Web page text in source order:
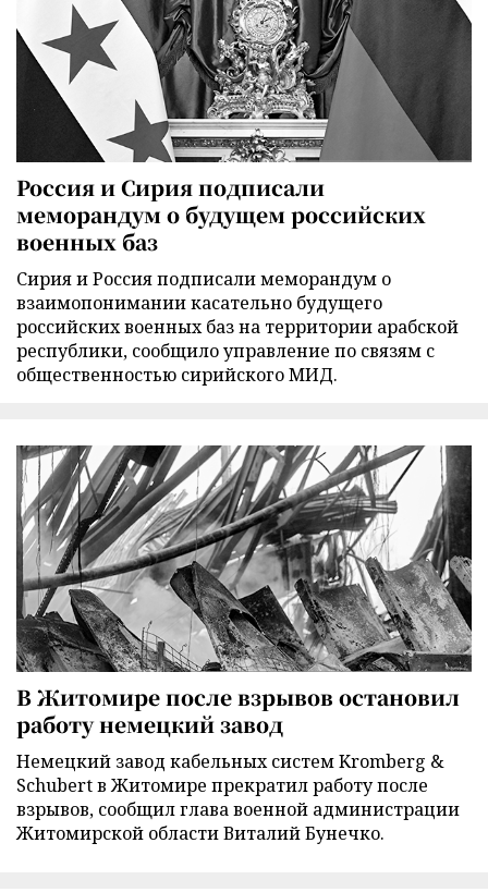
Россия и Сирия подписали
меморандум о будущем российских
военных баз
Сирия и Россия подписали меморандум о
взаимопонимании касательно будущего
российских военных баз на территории арабской
республики, сообщило управление по связям с
общественностью сирийского МИД.
В Житомире после взрывов остановил
работу немецкий завод
Немецкий завод кабельных систем Kromberg &
Schubert в Житомире прекратил работу после
взрывов, сообщил глава военной администрации
Житомирской области Виталий Бунечко.